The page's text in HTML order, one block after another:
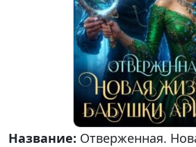
Название: Отверженная.